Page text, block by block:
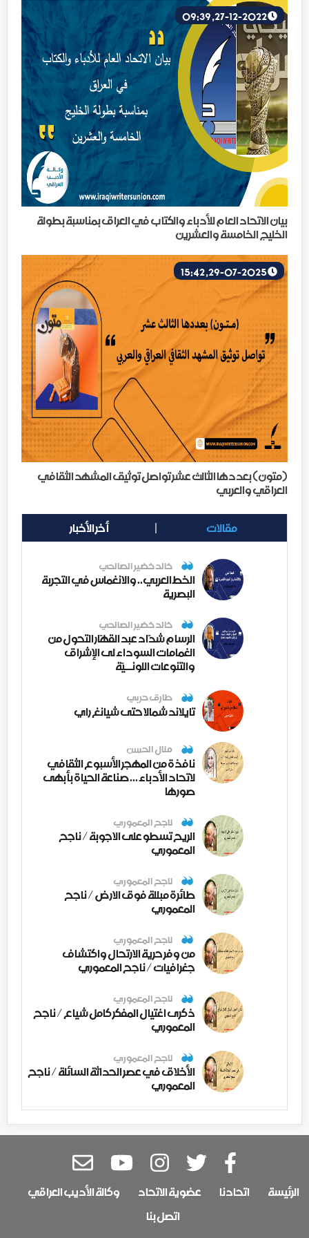
بيان الاتحاد العام للأدباء والكتاب في العراق بمناسبة بطولة
الخليج الخامسة والعشرين
(متون) بعددها الثالث عشر تواصل توثيق المشهد الثقافي
العراقي والعربي
مقالات أخر الأخبار
خالد خضير الصالحي
الخط العربي.. والانغماس في التجربة
البصرية
خالد خضير الصالحي
الرسام شدّاد عبد القهّار التحول من
الغمامات السوداء لى الإشراق
والتنوعات اللونــيّة
طارق حربي
تايلاند شمالا حتى شيانغ راي
منال الحسن
نافذة من المهجر الأسبوع الثقافي
لاتحاد الأدباء ... صناعة الحياة بأبهى
صورها
ناجح المعموري
الريح تسطو على الاجوبة / ناجح
المعموري
ناجح المعموري
طائرة مبللة فوق الارض / ناجح
المعموري
ناجح المعموري
من وفر حرية الارتحال واكتشاف
جغرافيات / ناجح المعموري
ناجح المعموري
ذكرى اغتيال المفكر كامل شياع / ناجح
المعموري
ناجح المعموري
الأخلاق في عصر الحداثة السائلة / ناجح
المعموري
الرئيسة اتحادنا عضوية الاتحاد
وكالة الأديب العراقي
اتصل بنا